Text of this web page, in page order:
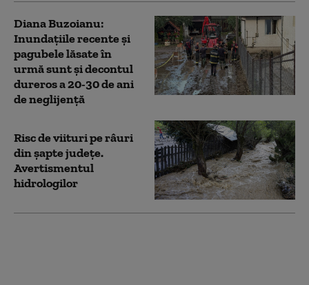
Diana Buzoianu:
Inundaţiile recente şi
pagubele lăsate în
urmă sunt și decontul
dureros a 20-30 de ani
de neglijenţă
Risc de viituri pe râuri
din șapte județe.
Avertismentul
hidrologilor